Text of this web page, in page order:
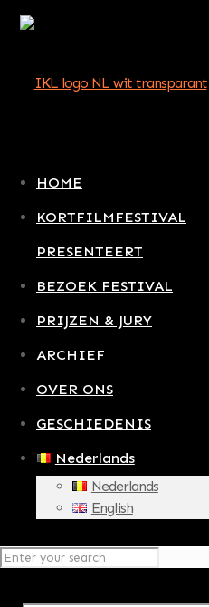
HOME
KORTFILMFESTIVAL
PRESENTEERT
BEZOEK FESTIVAL
PRIJZEN & JURY
ARCHIEF
OVER ONS
GESCHIEDENIS
Nederlands
Nederlands
English